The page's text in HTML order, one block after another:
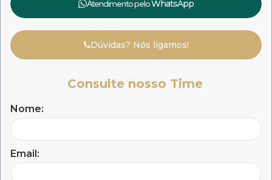
Atendimento peloWhatsApp
Dúvidas? Nós ligamos!
Consulte nosso Time
Nome:
Email: